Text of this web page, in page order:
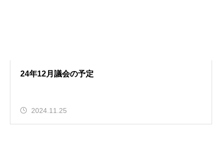
24年12月議会の予定
2024.11.25